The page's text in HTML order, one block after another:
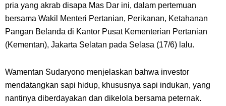
pria yang akrab disapa Mas Dar ini, dalam pertemuan
bersama Wakil Menteri Pertanian, Perikanan, Ketahanan
Pangan Belanda di Kantor Pusat Kementerian Pertanian
(Kementan), Jakarta Selatan pada Selasa (17/6) lalu.
Wamentan Sudaryono menjelaskan bahwa investor
mendatangkan sapi hidup, khususnya sapi indukan, yang
nantinya diberdayakan dan dikelola bersama peternak.